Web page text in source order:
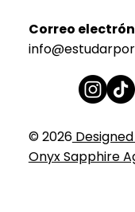
Correo
© 2026
Onyx Sapphire